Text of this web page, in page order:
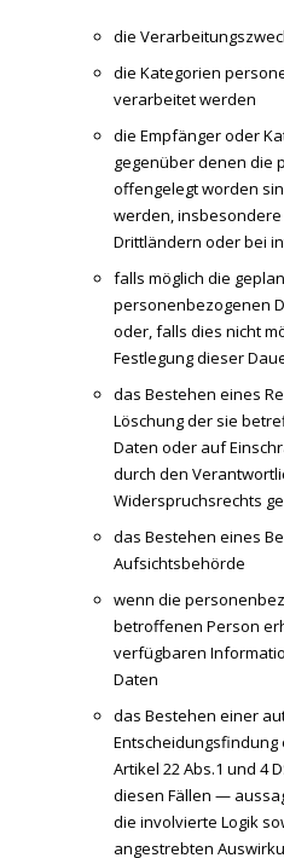
die
die Kategorien
verarbeitet werden
die Empfänger oder
gegenüber denen die
offengelegt worden
werden,
Drittländern oder bei
falls möglich die
personenbezogenen
oder, falls dies nicht
Festlegung dieser
das Bestehen eines
Löschung der sie
Daten oder auf
durch den
Widerspruchsrechts
das Bestehen eines
Aufsichtsbehörde
wenn die
betroffenen Person
verfügbaren
Daten
das Bestehen einer
Entscheidungsfindung
Artikel 22 Abs.1 und 4
diesen Fällen —
die involvierte Logik
angestrebten